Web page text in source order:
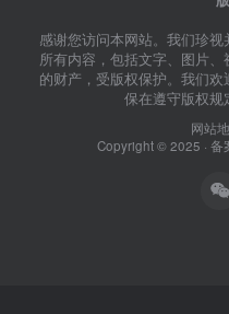
感谢您访问本网站。我们珍
所有内容，包括文字、图片
的财产，受版权保护。我们
保在遵守版权规
网站
Copyright © 2025 · 备